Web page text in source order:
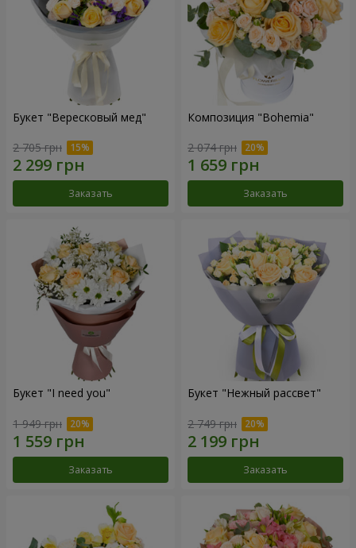
Букет "Вересковый мед"
2 705 грн
Заказать
Композиция "Bohemia"
2 074 грн
Заказать
Букет "I need you"
1 949 грн
Заказать
Букет "Нежный рассвет"
2 749 грн
Заказать